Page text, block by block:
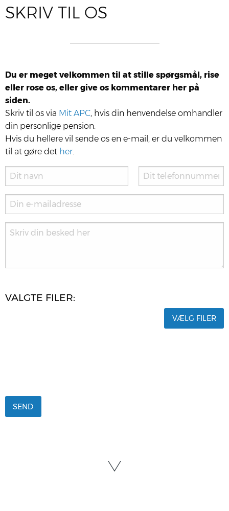
SKRIV TIL OS
Du er meget vel­kom­men til at stil­le spørgs­mål, rise
eller rose os, eller give os kom­men­ta­rer her på
siden.
Skriv til os via Mit APC, hvis din hen­ven­del­se omhand­ler
din per­son­li­ge pen­sion.
Hvis du hel­le­re vil sen­de os en e-mail, er du vel­kom­men
til at gøre det her.
VALG­TE FILER:
VÆLG FILER
SEND